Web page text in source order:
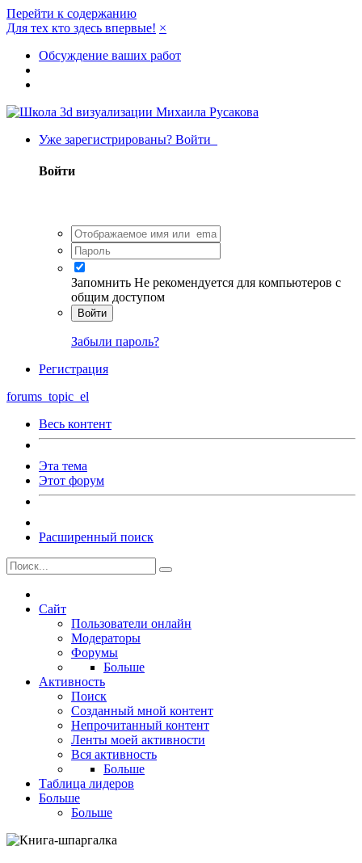
Перейти к содержанию
Для тех кто здесь впервые! ×
Обсуждение ваших работ
Уже зарегистрированы? Войти
Войти
Запомнить Не рекомендуется для компьютеров с
общим доступом
Войти
Забыли пароль?
Регистрация
forums_topic_el
Весь контент
Эта тема
Этот форум
Расширенный поиск
Сайт
Пользователи онлайн
Модераторы
Форумы
Больше
Активность
Поиск
Созданный мной контент
Непрочитанный контент
Ленты моей активности
Вся активность
Больше
Таблица лидеров
Больше
Больше